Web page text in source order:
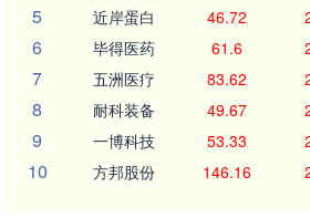
5 近岸蛋白 46.72
6 毕得医药 61.6
7 五洲医疗 83.62
8 耐科装备 49.67
9 一博科技 53.33
10 方邦股份 146.16